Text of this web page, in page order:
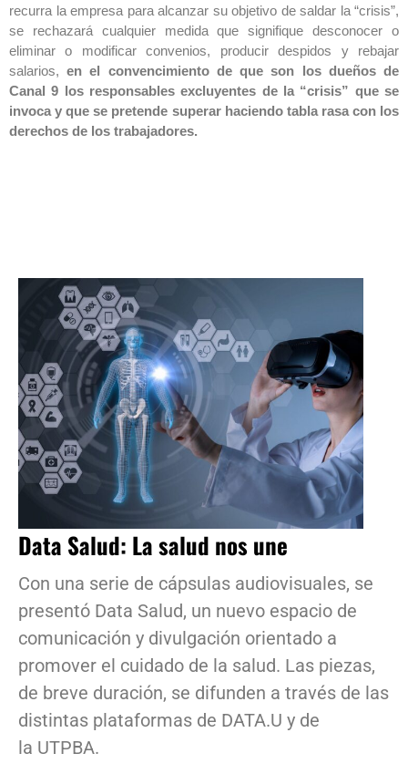
recurra la empresa para alcanzar su objetivo de saldar la “crisis”,
se rechazará cualquier medida que signifique desconocer o
eliminar o modificar convenios, producir despidos y rebajar
salarios,en el convencimiento de que son los dueños de
Canal 9 los responsables excluyentes de la “crisis” que se
invoca y que se pretende superar haciendo tabla rasa con los
derechos de los trabajadores.
Data Salud: La salud nos une
Con una serie de cápsulas audiovisuales, se
presentó Data Salud, un nuevo espacio de
comunicación y divulgación orientado a
promover el cuidado de la salud. Las piezas,
de breve duración, se difunden a través de las
distintas plataformas de DATA.U y de
la UTPBA.